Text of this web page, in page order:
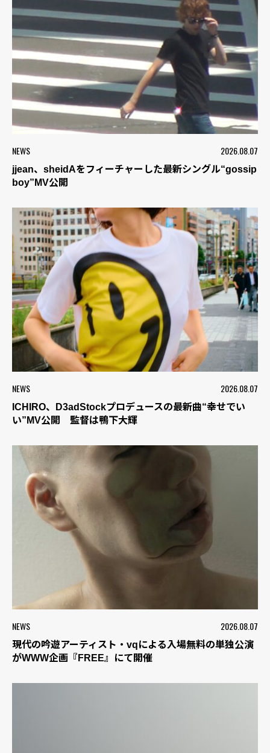
NEWS 2026.08.07
jjean、sheidAをフィーチャーした最新シングル“gossip
boy”MV公開
NEWS 2026.08.07
ICHIRO、D3adStockプロデュースの最新曲“幸せでい
い”MV公開 監督は鴨下大輝
NEWS 2026.08.07
現代の吟遊アーティスト・vqによる入場無料の単独公演
がWWW企画『FREE』にて開催